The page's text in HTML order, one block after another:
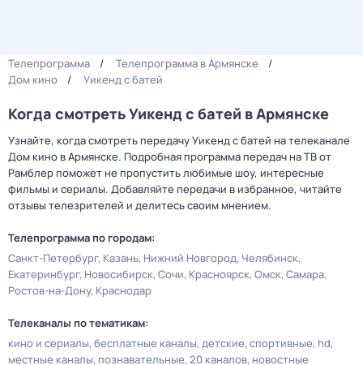
Телепрограмма
Телепрограмма в Армянске
Дом кино
Уикенд с батей
Когда смотреть Уикенд с батей в Армянске
Узнайте, когда смотреть передачу Уикенд с батей на телеканале
Дом кино в Армянске. Подробная программа передач на ТВ от
Рамблер поможет не пропустить любимые шоу, интересные
фильмы и сериалы. Добавляйте передачи в избранное, читайте
отзывы телезрителей и делитесь своим мнением.
Телепрограмма по городам:
Санкт-Петербург Казань Нижний Новгород Челябинск
Екатеринбург Новосибирск Сочи Красноярск Омск Самара
Ростов-на-Дону Краснодар
Телеканалы по тематикам:
кино и сериалы бесплатные каналы детские спортивные hd
местные каналы познавательные 20 каналов новостные